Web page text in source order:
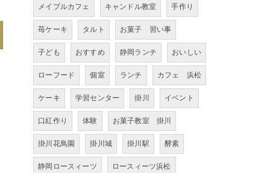
メイプルカフェ キャンドル教室 手作り
苺ケーキ タルト お菓子 習い事
子ども おすすめ 静岡ランチ おいしい
ローフード 個室 ランチ カフェ 浜松
ケーキ 学習センター 掛川 イベント
口紅作り 体験 お菓子教室 掛川
掛川花鳥園 掛川城 掛川駅 酵素
静岡ロースィーツ ロースィーツ浜松